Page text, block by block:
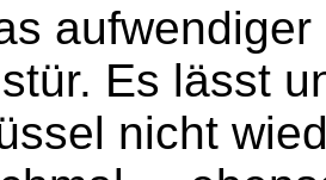
Es lässt
nicht